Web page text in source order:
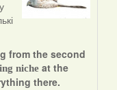
from the second
nicheat the
there.